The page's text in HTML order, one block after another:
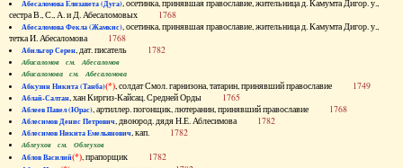
Абесаломова Елизавета (Дуга), осетинка, принявшая православие, жительница д. Камумта Дигор. у.,
сестра В., С., А. и Д. Абесаломовых 1768
Абесаломова Фекла (Жамкис), осетинка, принявшая православие, жительница д. Камумта Дигор. у.,
тетка И. Абесаломова 1768
Абильгор Серен, дат. писатель 1782
Абисаломов см. Абесаломов
Абисаломова см. Абесаломова
Абкузин Никита (Танба)(*), солдат Смол. гарнизона, татарин, принявший православие 1749
Аблай-Салтан, хан Киргиз-Кайсац. Средней Орды 1765
Аблеев Павел (Юрас), артиллер. погонщик, лютеранин, принявший православие 1768
Аблесимов Денис Петрович, двоюрод. дядя Н.Е. Аблесимова 1782
Аблесимов Никита Емельянович, кап. 1782
Аблеухов см. Облеухов
Аблов Василий(*), прапорщик 1782